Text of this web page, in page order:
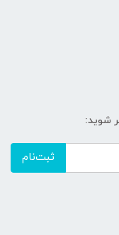
شوید:
ثبت‌نام